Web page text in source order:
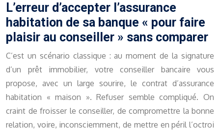
L’erreur d’accepter l’assurance
habitation de sa banque « pour faire
plaisir au conseiller » sans comparer
C’est un scénario classique : au moment de la signature
d’un prêt immobilier, votre conseiller bancaire vous
propose, avec un large sourire, le contrat d’assurance
habitation « maison ». Refuser semble compliqué. On
craint de froisser le conseiller, de compromettre la bonne
relation, voire, inconsciemment, de mettre en péril l’octroi